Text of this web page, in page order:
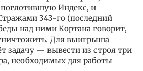
поглотившую Индекс, и
343-го (последний
над ними Кортана говорит,
Для выигрыша
задачу — вывести из строя три
необходимых для работы